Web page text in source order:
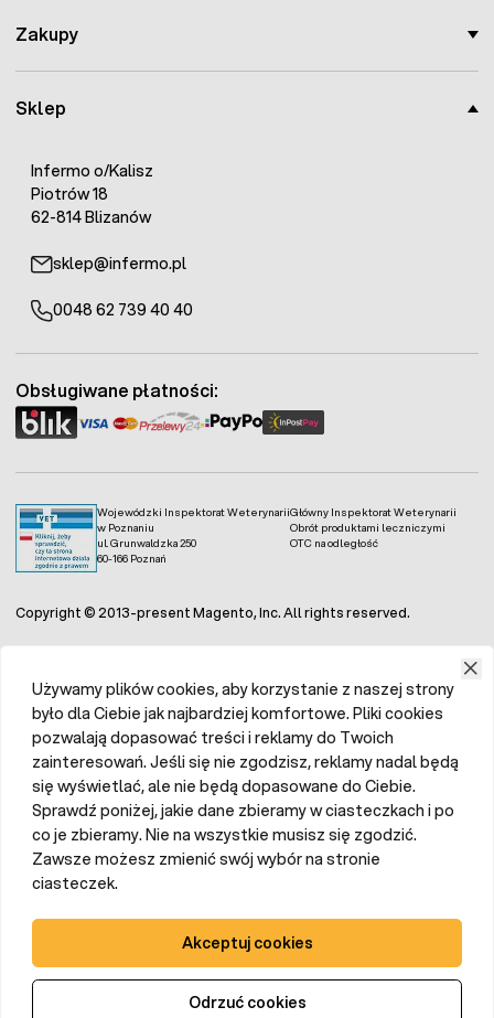
Sklep
Infermo o/Kalisz
Piotrów 18
62-814 Blizanów
sklep@infermo.pl
0048 62 739 40 40
Zakupy
Wojewódzki Inspektorat Weterynarii
w Poznaniu
ul. Grunwaldzka 250
60-166 Poznań
Główny Inspektorat Weterynarii
Obrót produktami leczniczymi
OTC na odległość
Obsługiwane płatności:
Copyright © 2013-present Magento, Inc. All rights reserved.
Używamy plików cookies, aby korzystanie z naszej strony
było dla Ciebie jak najbardziej komfortowe. Pliki cookies
pozwalają dopasować treści i reklamy do Twoich
zainteresowań. Jeśli się nie zgodzisz, reklamy nadal będą
się wyświetlać, ale nie będą dopasowane do Ciebie.
Sprawdź poniżej, jakie dane zbieramy w ciasteczkach i po
co je zbieramy. Nie na wszystkie musisz się zgodzić.
Zawsze możesz zmienić swój wybór na stronie
ciasteczek.
Akceptuj cookies
Odrzuć cookies